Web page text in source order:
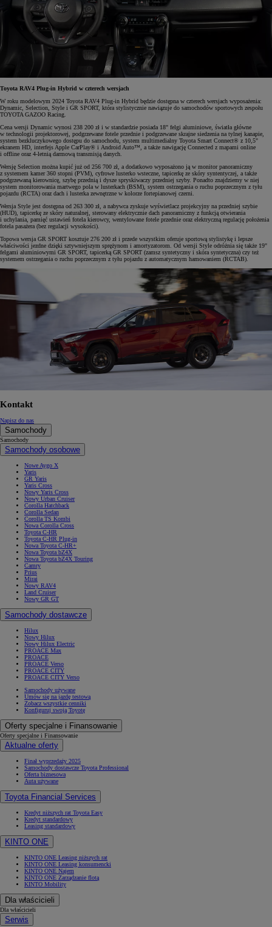
Toyota RAV4 Plug-in Hybrid w czterech wersjach
W roku modelowym 2024 Toyota RAV4 Plug-in Hybrid będzie dostępna w czterech wersjach wyposażenia:
Dynamic, Selection, Style i GR SPORT, która stylistycznie nawiązuje do samochodów sportowych zespołu
TOYOTA GAZOO Racing.
Cena wersji Dynamic wynosi 238 200 zł i w standardzie posiada 18" felgi aluminiowe, światła główne
w technologii projektorowej, podgrzewane fotele przednie i podgrzewane skrajne siedzenia na tylnej kanapie,
system bezkluczykowego dostępu do samochodu, system multimedialny Toyota Smart Connect® z 10,5"
ekranem HD, interfejs Apple CarPlay® i Android Auto™, a także nawigację Connected z mapami online
i offline oraz 4-letnią darmową transmisją danych.
Wersję Selection można kupić już od 256 700 zł, a dodatkowo wyposażono ją w monitor panoramiczny
z systemem kamer 360 stopni (PVM), cyfrowe lusterko wsteczne, tapicerkę ze skóry syntentyczej, a także
podgrzewaną kierownicę, szybę przednią i dysze spryskiwaczy przedniej szyby. Ponadto znajdziemy w niej
system monitorowania martwego pola w lusterkach (BSM), system ostrzegania o ruchu poprzecznym z tyłu
pojazdu (RCTA) oraz dach i lusterka zewnętrzne w kolorze fortepianowej czerni.
Wersja Style jest dostępna od 263 300 zł, a nabywca zyskuje wyświetlacz projekcyjny na przedniej szybie
(HUD), tapicerkę ze skóry naturalnej, sterowany elektrycznie dach panoramiczny z funkcją otwierania
i uchylania, pamięć ustawień fotela kierowcy, wentylowane fotele przednie oraz elektryczną regulację położenia
fotela pasażera (bez regulacji wysokości).
Topowa wersja GR SPORT kosztuje 276 200 zł i przede wszystkim oferuje sportową stylistykę i lepsze
właściwości jezdne dzięki sztywniejszym sprężynom i amortyzatorom. Od wersji Style odróżnia się także 19"
felgami aluminiowymi GR SPORT, tapicerką GR SPORT (zamsz syntetyczny i skóra syntetyczna) czy też
systemem ostrzegania o ruchu poprzecznym z tyłu pojazdu z automatycznym hamowaniem (RCTAB).
Kontakt
Napisz do nas
Samochody
Samochody
Samochody osobowe
Nowe Aygo X
Yaris
GR Yaris
Yaris Cross
Nowy Yaris Cross
Nowy Urban Cruiser
Corolla Hatchback
Corolla Sedan
Corolla TS Kombi
Nowa Corolla Cross
Toyota C-HR
Toyota C-HR Plug-in
Nowa Toyota C-HR+
Nowa Toyota bZ4X
Nowa Toyota bZ4X Touring
Camry
Prius
Mirai
Nowy RAV4
Land Cruiser
Nowy GR GT
Samochody dostawcze
Hilux
Nowy Hilux
Nowy Hilux Electric
PROACE Max
PROACE
PROACE Verso
PROACE CITY
PROACE CITY Verso
Samochody używane
Umów się na jazdę testową
Zobacz wszystkie cenniki
Konfiguruj swoją Toyotę
Oferty specjalne i Finansowanie
Oferty specjalne i Finansowanie
Aktualne oferty
Finał wyprzedaży 2025
Samochody dostawcze Toyota Professional
Oferta biznesowa
Auta używane
Toyota Financial Services
Kredyt niższych rat Toyota Easy
Kredyt standardowy
Leasing standardowy
KINTO ONE
KINTO ONE Leasing niższych rat
KINTO ONE Leasing konsumencki
KINTO ONE Najem
KINTO ONE Zarządzanie flotą
KINTO Mobility
Dla właścicieli
Dla właścicieli
Serwis